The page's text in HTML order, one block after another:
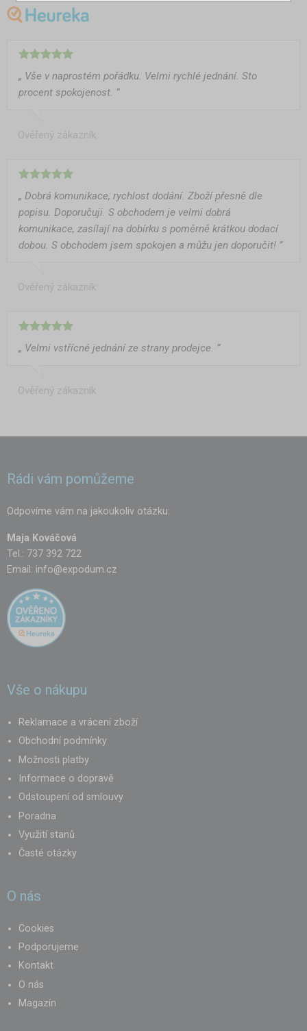
„ Vše v naprostém pořádku. Velmi rychlé jednání. Sto
procent spokojenost. ”
Ověřený zákazník
„ Dobrá komunikace, rychlost dodání. Zboží přesně dle
popisu. Doporučuji. S obchodem je velmi dobrá
komunikace, zasílají na dobírku s poměrně krátkou dodací
dobou. S obchodem jsem spokojen a můžu jen doporučit! ”
Ověřený zákazník
„ Velmi vstřícné jednání ze strany prodejce. ”
Ověřený zákazník
Rádi vám pomůžeme
Odpovíme vám na jakoukoliv otázku:
Maja Kováčová
Tel.: 737 392 722
Email: info@expodum.cz
Vše o nákupu
Reklamace a vrácení zboží
Obchodní podmínky
Možnosti platby
Informace o dopravě
Odstoupení od smlouvy
Poradna
Využití stanů
Časté otázky
O nás
Cookies
Podporujeme
Kontakt
O nás
Magazín